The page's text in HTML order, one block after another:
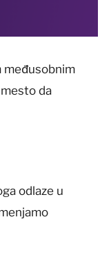
međusobnim
da
odlaze u